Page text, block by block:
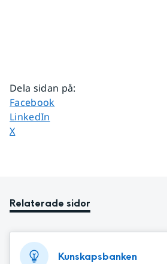
Dela sidan på:
Dela sidan på
Facebook
Dela sidan på
LinkedIn
Dela sidan på
X
Relaterade sidor
Kunskapsbanken